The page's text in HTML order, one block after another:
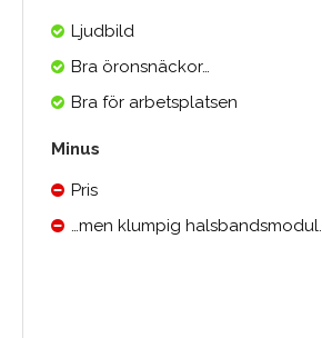
Ljudbild
Bra öronsnäckor…
Bra för arbetsplatsen
Minus
Pris
…men klumpig halsbandsmodul.